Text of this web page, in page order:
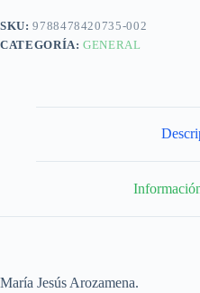
SKU:9788478420735-002
CATEGORÍA:GENERAL
María Jesús Arozamena.